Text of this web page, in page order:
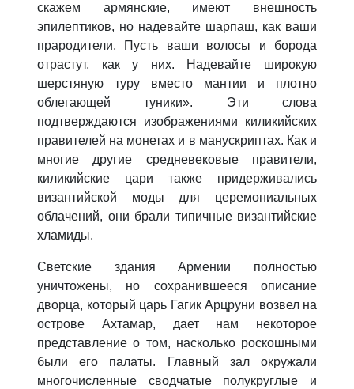
скажем армянские, имеют внешность
эпилептиков, но надевайте шарпаш, как ваши
прародители. Пусть ваши волосы и борода
отрастут, как у них. Надевайте широкую
шерстяную туру вместо мантии и плотно
облегающей туники». Эти слова
подтверждаются изображениями киликийских
правителей на монетах и в манускриптах. Как и
многие другие средневековые правители,
киликийские цари также придерживались
византийской моды для церемониальных
облачений, они брали типичные византийские
хламиды.
Светские здания Армении полностью
уничтожены, но сохранившееся описание
дворца, который царь Гагик Арцруни возвел на
острове Ахтамар, дает нам некоторое
представление о том, насколько роскошными
были его палаты. Главный зал окружали
многочисленные сводчатые полукруглые и